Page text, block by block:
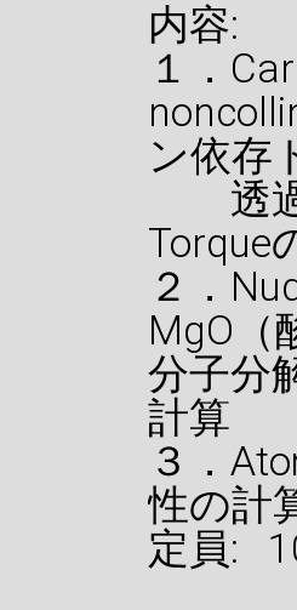
内容:
１．
ン依存
透過
Torque
２．
MgO（
分子分
計算
３．
性の計
定員: